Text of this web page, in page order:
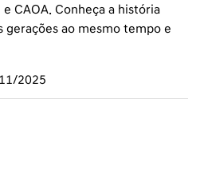
CAOA. Conheça a história
gerações ao mesmo tempo e
2025